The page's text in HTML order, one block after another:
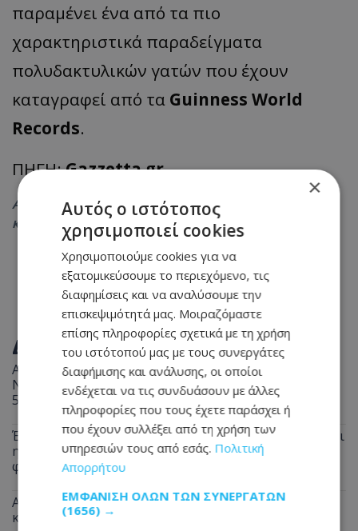
παραμένει ένα από τα πιο
χαρακτηριστικά παραδείγματα
πολυδακτυλικών γατών που έχουν
καταγραφεί από τα Guinness World
Records.
ΠΗΓΗ:Gazzetta.gr
Ακολουθήστε τοTothemaonline.com στο Google News
και μάθετε πρώτοι όλες τις
ειδήσεις
ΔΙΑΒΑΣΤΕ ΕΠΙΣΗΣ
Απόπειρα φόνου: Άγρια επίθεση με μαχαίρι - Στο
Νοσοκομείο δύο άτομα, πέρασαν χειροπέδες σε
51χρονο
Έφυγε από τη ζωή ο 58χρονος Μιχάλης - Πότε θα γίνει
η κηδεία και η παράκληση της οικογένειάς - Δείτε
φωτογραφία του
Αναστάτωση στη Λευκωσία: Μπλόκαρε την είσοδο
και… έφυγε «κυρία» - Δείτε φωτογραφία
×
Αυτός ο ιστότοπος
χρησιμοποιεί cookies
Χρησιμοποιούμε cookies για να
εξατομικεύσουμε το περιεχόμενο, τις
διαφημίσεις και να αναλύσουμε την
επισκεψιμότητά μας. Μοιραζόμαστε
επίσης πληροφορίες σχετικά με τη χρήση
του ιστότοπού μας με τους συνεργάτες
διαφήμισης και ανάλυσης, οι οποίοι
ενδέχεται να τις συνδυάσουν με άλλες
πληροφορίες που τους έχετε παράσχει ή
που έχουν συλλέξει από τη χρήση των
υπηρεσιών τους από εσάς. Πολιτική
Απορρήτου
ΕΜΦΆΝΙΣΗ ΌΛΩΝ ΤΩΝ ΣΥΝΕΡΓΑΤΏΝ
(1656) →